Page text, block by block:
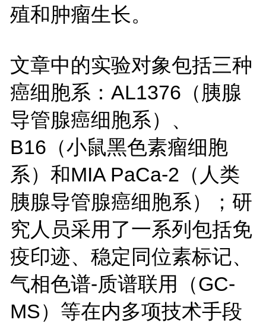
殖和肿瘤生长。
文章中的实验对象包括三种
癌细胞系：AL1376（胰腺
导管腺癌细胞系）、
B16（小鼠黑色素瘤细胞
系）和MIA PaCa-2（人类
胰腺导管腺癌细胞系）；研
究人员采用了一系列包括免
疫印迹、稳定同位素标记、
气相色谱-质谱联用（GC-
MS）等在内多项技术手段